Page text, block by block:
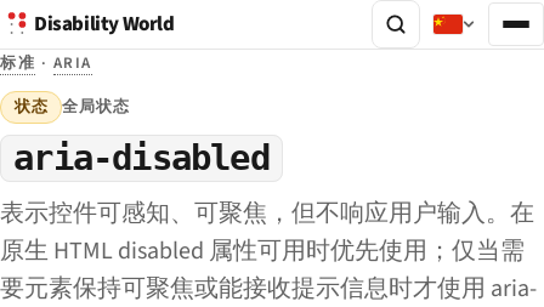
Disability World
标准 · ARIA
状态 全局状态
aria-disabled
表示控件可感知、可聚焦，但不响应用户输入。在
原生 HTML disabled 属性可用时优先使用；仅当需
要元素保持可聚焦或能接收提示信息时才使用 aria-